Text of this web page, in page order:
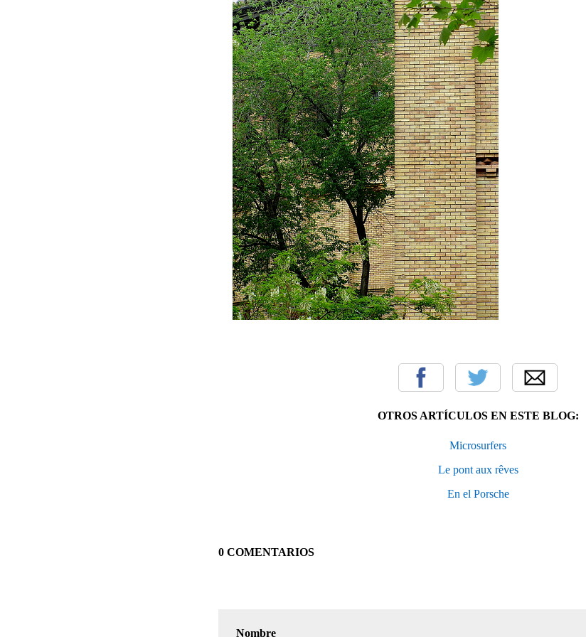
OTROS ARTÍCULOS EN ESTE BLOG:
Microsurfers
Le pont aux rêves
En el Porsche
0 COMENTARIOS
Nombre